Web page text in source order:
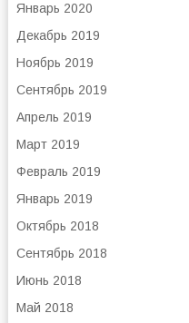
Январь 2020
Декабрь 2019
Ноябрь 2019
Сентябрь 2019
Апрель 2019
Март 2019
Февраль 2019
Январь 2019
Октябрь 2018
Сентябрь 2018
Июнь 2018
Май 2018